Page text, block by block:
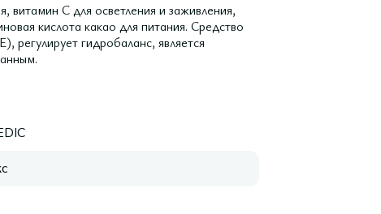
C для осветления и заживления,
кислота какао для питания. Средство
регулирует гидробаланс, является